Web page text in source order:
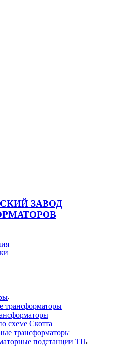
ЗАВОД
трансформаторы
схеме Скотта
трансформаторы
подстанции ТП